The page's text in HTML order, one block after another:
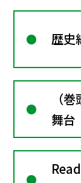
歴史
（
舞台